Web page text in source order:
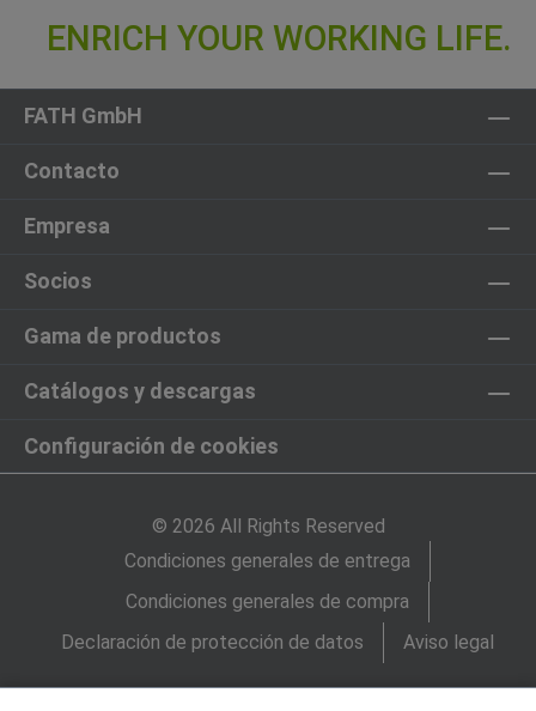
FATH GmbH
Contacto
Empresa
Socios
Gama de productos
Catálogos y descargas
Configuración de cookies
© 2026 All Rights Reserved
Condiciones generales de entrega
Condiciones generales de compra
Declaración de protección de datos
Aviso legal